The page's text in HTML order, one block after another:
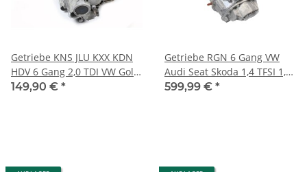
Getriebe KNS JLU KXX KDN
HDV 6 Gang 2,0 TDI VW Golf
5 Seat Leon 1P Skoda Audi
149,90 € *
Getriebe RGN 6 Gang VW
Audi Seat Skoda 1,4 TFSI 1,2
TSi REK MYF PRL RKC
599,99 € *